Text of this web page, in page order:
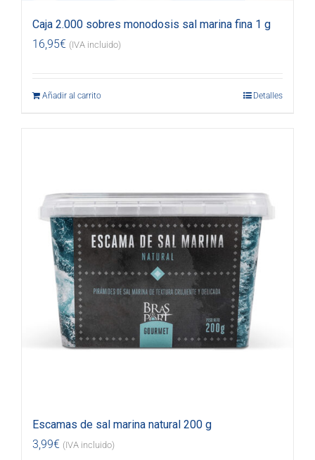
Caja 2.000 sobres monodosis sal marina fina 1 g
16,95€ (IVA incluido)
Añadir al carrito Detalles
Escamas de sal marina natural 200 g
3,99€ (IVA incluido)